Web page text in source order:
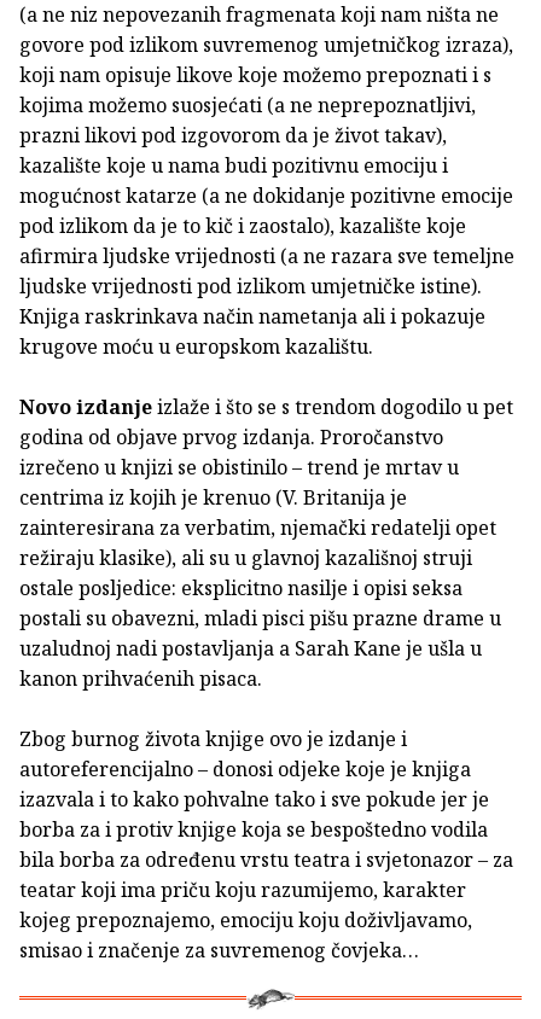
(a ne niz nepovezanih fragmenata koji nam ništa ne
govore pod izlikom suvremenog umjetničkog izraza),
koji nam opisuje likove koje možemo prepoznati i s
kojima možemo suosjećati (a ne neprepoznatljivi,
prazni likovi pod izgovorom da je život takav),
kazalište koje u nama budi pozitivnu emociju i
mogućnost katarze (a ne dokidanje pozitivne emocije
pod izlikom da je to kič i zaostalo), kazalište koje
afirmira ljudske vrijednosti (a ne razara sve temeljne
ljudske vrijednosti pod izlikom umjetničke istine).
Knjiga raskrinkava način nametanja ali i pokazuje
krugove moću u europskom kazalištu.
Novo izdanjeizlaže i što se s trendom dogodilo u pet
godina od objave prvog izdanja. Proročanstvo
izrečeno u knjizi se obistinilo – trend je mrtav u
centrima iz kojih je krenuo (V. Britanija je
zainteresirana za verbatim, njemački redatelji opet
režiraju klasike), ali su u glavnoj kazališnoj struji
ostale posljedice: eksplicitno nasilje i opisi seksa
postali su obavezni, mladi pisci pišu prazne drame u
uzaludnoj nadi postavljanja a Sarah Kane je ušla u
kanon prihvaćenih pisaca.
Zbog burnog života knjige ovo je izdanje i
autoreferencijalno – donosi odjeke koje je knjiga
izazvala i to kako pohvalne tako i sve pokude jer je
borba za i protiv knjige koja se bespoštedno vodila
bila borba za određenu vrstu teatra i svjetonazor – za
teatar koji ima priču koju razumijemo, karakter
kojeg prepoznajemo, emociju koju doživljavamo,
smisao i značenje za suvremenog čovjeka…